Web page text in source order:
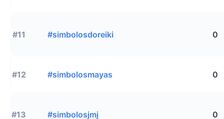
#11 #simbolosdoreiki 0
#12 #simbolosmayas 0
#13 #simbolosjmj 0